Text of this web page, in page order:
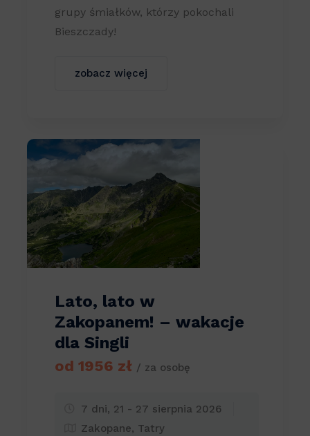
grupy śmiałków, którzy pokochali
Bieszczady!
zobacz więcej
Lato, lato w
Zakopanem! – wakacje
dla Singli
od 1956 zł / za osobę
7 dni, 21 - 27 sierpnia 2026
Zakopane, Tatry